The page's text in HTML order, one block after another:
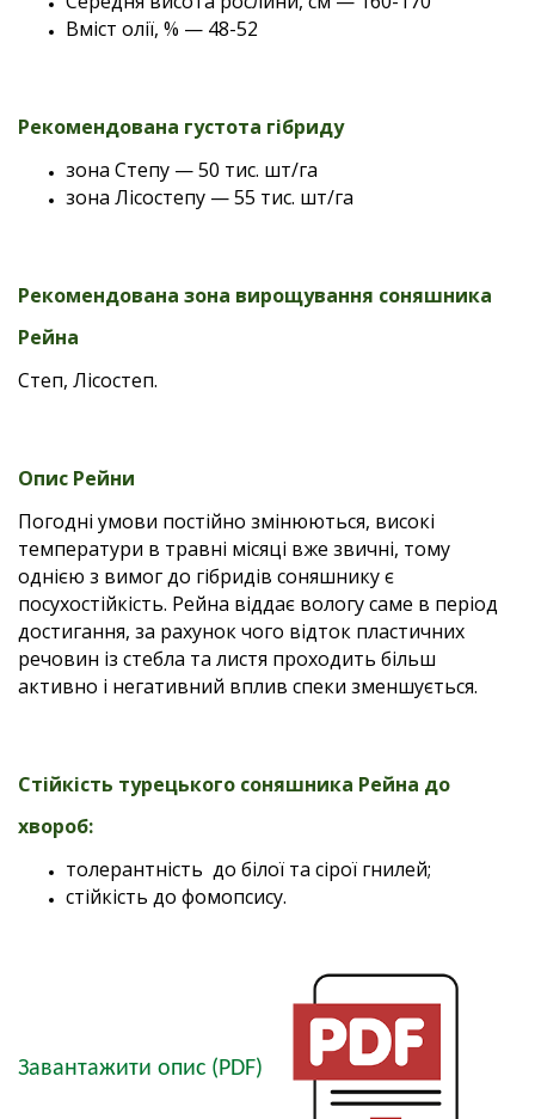
Вміст олії, % — 48-52
Рекомендована густота гібриду
зона Степу — 50 тис. шт/га
зона Лісостепу — 55 тис. шт/га
Рекомендована зона вирощування соняшника
Рейна
Степ, Лісостеп.
Опис Рейни
Погодні умови постійно змінюються, високі
температури в травні місяці вже звичні, тому
однією з вимог до гібридів соняшнику є
посухостійкість. Рейна віддає вологу саме в період
достигання, за рахунок чого відток пластичних
речовин із стебла та листя проходить більш
активно і негативний вплив спеки зменшується.
Стійкість турецького соняшника Рейна до
хвороб:
толерантність до білої та сірої гнилей;
cтійкість до фомопсису.
Завантажити опис (PDF)